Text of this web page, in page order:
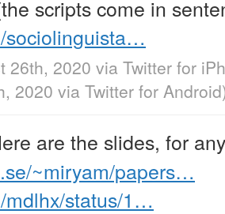
scripts come in
sociolinguista…
26th, 2020 via Twitter for
2020 via Twitter for Android
are the slides, for
~miryam/papers…
mdlhx/status/1…